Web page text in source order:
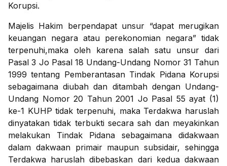
Korupsi.
Majelis Hakim berpendapat unsur “dapat merugikan
keuangan negara atau perekonomian negara” tidak
terpenuhi,maka oleh karena salah satu unsur dari
Pasal 3 Jo Pasal 18 Undang-Undang Nomor 31 Tahun
1999 tentang Pemberantasan Tindak Pidana Korupsi
sebagaimana diubah dan ditambah dengan Undang-
Undang Nomor 20 Tahun 2001 Jo Pasal 55 ayat (1)
ke-1 KUHP tidak terpenuhi, maka Terdakwa haruslah
dinyatakan tidak terbukti secara sah dan meyakinkan
melakukan Tindak Pidana sebagaimana didakwaan
dalam dakwaan primair maupun subsidair, sehingga
Terdakwa haruslah dibebaskan dari kedua dakwaan